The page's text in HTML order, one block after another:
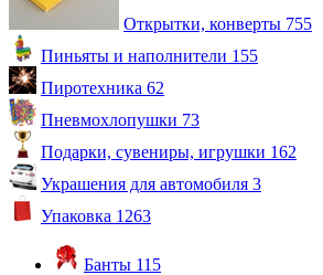
Открытки, конверты 755
Пиньяты и наполнители 155
Пиротехника 62
Пневмохлопушки 73
Подарки, сувениры, игрушки 162
Украшения для автомобиля 3
Упаковка 1263
Банты 115